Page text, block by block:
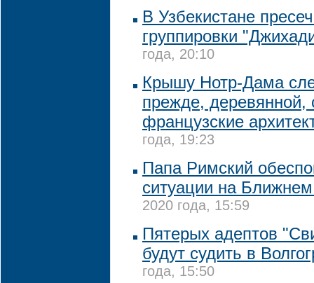
В Узбекистане
группировки
года, 20:10
Крышу Нотр-Дама
прежде, деревянной,
французские
года, 19:23
Папа Римский
ситуации на
2020 года, 15:59
Пятерых адептов
будут судить в
года, 15:50